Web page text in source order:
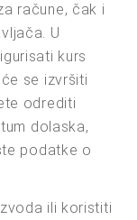
račune, čak i
U
kurs
se izvršiti
odrediti
dolaska,
podatke o
ili koristiti